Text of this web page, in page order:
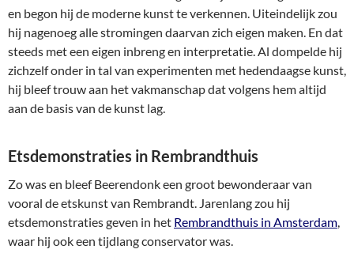
en begon hij de moderne kunst te verkennen. Uiteindelijk zou
hij nagenoeg alle stromingen daarvan zich eigen maken. En dat
steeds met een eigen inbreng en interpretatie. Al dompelde hij
zichzelf onder in tal van experimenten met hedendaagse kunst,
hij bleef trouw aan het vakmanschap dat volgens hem altijd
aan de basis van de kunst lag.
Etsdemonstraties in Rembrandthuis
Zo was en bleef Beerendonk een groot bewonderaar van
vooral de etskunst van Rembrandt. Jarenlang zou hij
etsdemonstraties geven in het Rembrandthuis in Amsterdam,
waar hij ook een tijdlang conservator was.